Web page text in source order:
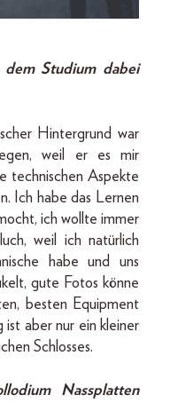
Studium dabei
Hintergrund war
weil er es mir
technischen Aspekte
Ich habe das Lernen
ich wollte immer
weil ich natürlich
habe und uns
gute Fotos könne
besten Equipment
aber nur ein kleiner
Schlosses.
Nassplatten